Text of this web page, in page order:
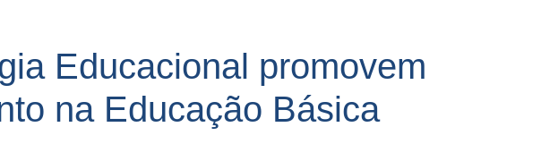
Educacional promovem
na Educação Básica